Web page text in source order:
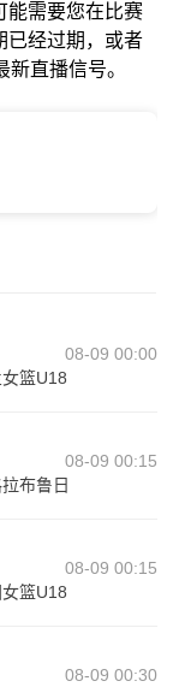
能需要您在比赛
已经过期，或者
直播信号。
08-09 00:00
篮U18
08-09 00:15
布鲁日
08-09 00:15
篮U18
08-09 00:30